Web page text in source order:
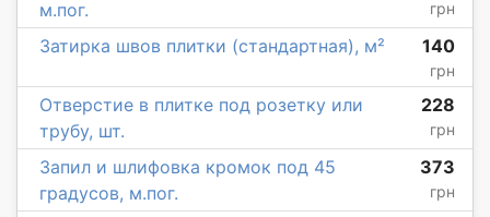
м.пог.
грн
Затирка швов плитки (стандартная), м² 140
грн
Отверстие в плитке под розетку или
трубу, шт.
228
грн
Запил и шлифовка кромок под 45
градусов, м.пог.
373
грн